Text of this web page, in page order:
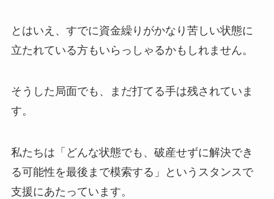
とはいえ、すでに資金繰りがかなり苦しい状態に
立たれている方もいらっしゃるかもしれません。
そうした局面でも、まだ打てる手は残されていま
す。
私たちは「どんな状態でも、破産せずに解決でき
る可能性を最後まで模索する」というスタンスで
支援にあたっています。